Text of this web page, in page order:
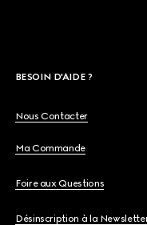
BESOIN D'AIDE ?
Nous Contacter
Ma Commande
Foire aux Questions
Désinscription à la